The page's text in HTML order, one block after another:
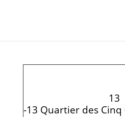
13
-13 Quartier des Cinq